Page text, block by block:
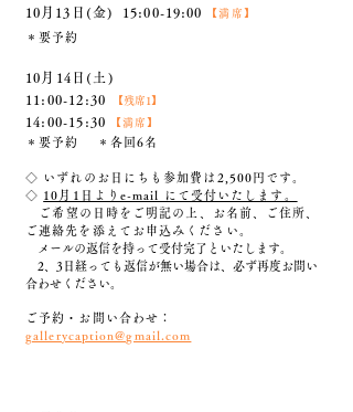
10月13日(金) 15:00-19:00 【満席】
＊要予約
10月14日(土)
11:00-12:30
【残席1】
14:00-15 :30 【満 席 】
＊要予約 ＊各回6名
◇ いずれのお日にちも参加費は2,500円です。
◇ 10月1日よりe-mail にて受付いたします。
ご希望の日時をご明記の上、お名前、ご住所、
ご連絡先を添えてお申込みください。
メールの返信を持って受付完了といたします。
2、3日経っても返信が無い場合は、必ず再度お問い
合わせください。
ご予約・お問い合わせ：
gallerycaption@gmail.com